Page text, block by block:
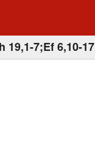
19,1-7;Ef 6,10-17